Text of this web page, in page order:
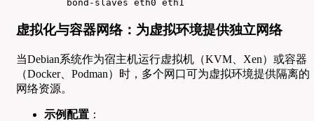
    bond-slaves eth0 eth1
虚拟化与容器网络：为虚拟环境提供独立网络
当Debian系统作为宿主机运行虚拟机（KVM、Xen）或容器
（Docker、Podman）时，多个网口可为虚拟环境提供隔离的
网络资源。
示例配置 ：